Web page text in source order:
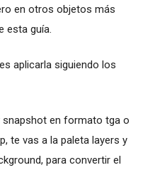
en otros objetos más
esta guía.
aplicarla siguiendo los
snapshot en formato tga o
te vas a la paleta layers y
para convertir el